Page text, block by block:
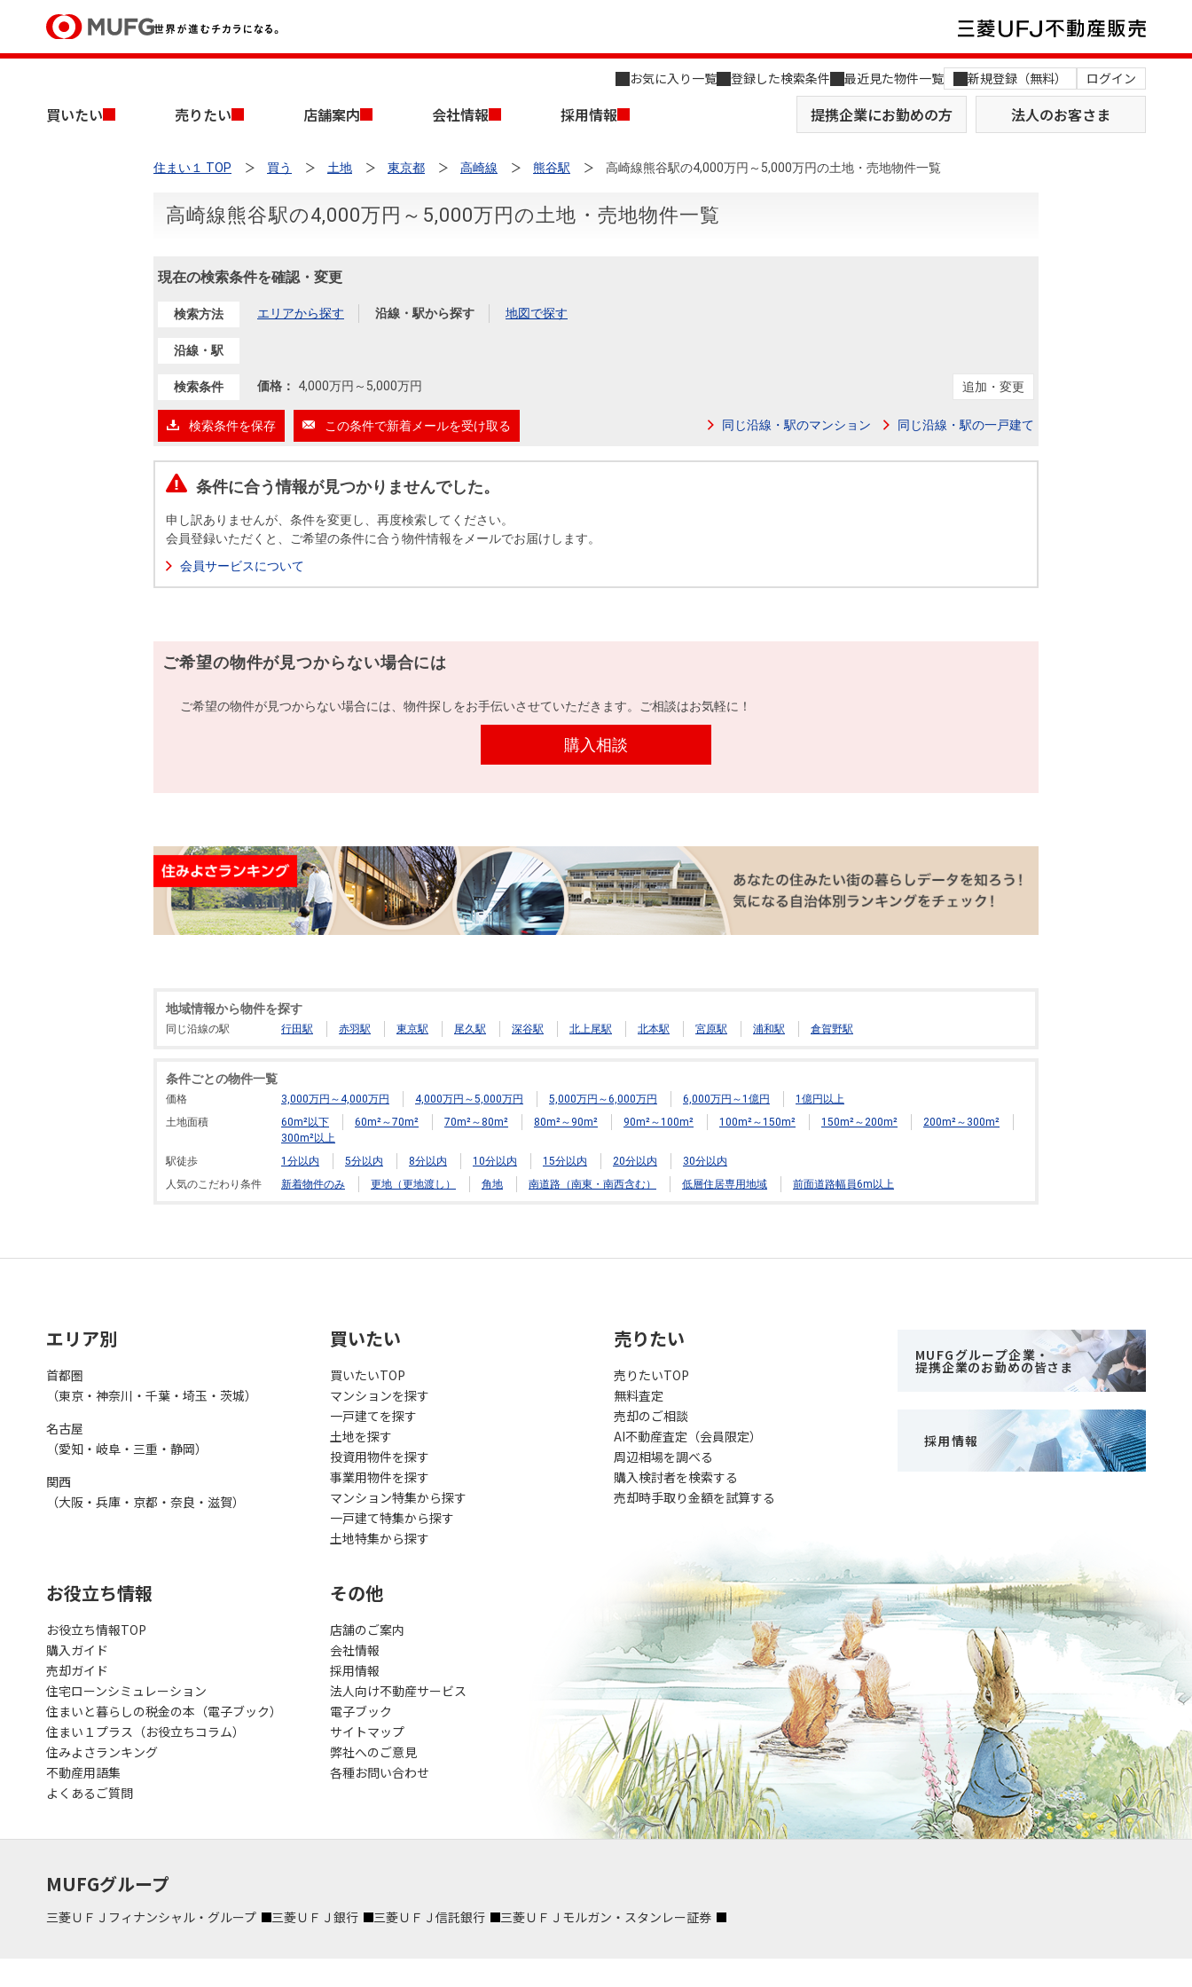
お気に入り一覧 登録した検索条件 最近見た物件一覧 新規登録（無料） ログイン
買いたい 売りたい 店舗案内 会社情報 採用情報 提携企業にお勤めの方 法人のお客さま
買いたいTOP
中古マンションを探す 新築・中古一戸建てを探す
投資用物件を探す おすすめ物件から探す
購入向けサービス
住まいと暮らしの税金の本（電子ブック） 購入ガイド
売りたいTOP
無料査定 売却相談
売却時手取り金額試算
売却向けサービス
住まいと暮らしの税金の本（電子ブック） 売却ガイド
店舗案内TOP
会社情報TOP
採用情報TOP
売りたい
住まい１ TOP 買う 土地 東京都 高崎線 熊谷駅 高崎線熊谷駅の4,000万円～5,000万円の土地・売地物件一覧
高崎線熊谷駅の4,000万円～5,000万円の土地・売地物件一覧
現在の検索条件を確認・変更
検索方法 エリアから探す 沿線・駅から探す 地図で探す
沿線・駅
検索条件 価格： 4,000万円 ～ 5,000万円 追加・変更
検索条件を保存 この条件で新着メールを受け取る 同じ沿線・駅のマンション 同じ沿線・駅の一戸建て
条件に合う情報が見つかりませんでした。
申し訳ありませんが、条件を変更し、再度検索してください。
会員登録いただくと、ご希望の条件に合う物件情報をメールでお届けします。
会員サービスについて
ご希望の物件が見つからない場合には
ご希望の物件が見つからない場合には、物件探しをお手伝いさせていただきます。ご相談はお気軽に！
購入相談
地域情報から物件を探す
同じ沿線の駅 行田駅 赤羽駅 東京駅 尾久駅 深谷駅 北上尾駅 北本駅 宮原駅 浦和駅 倉賀野駅
条件ごとの物件一覧
価格 3,000万円～4,000万円 4,000万円～5,000万円 5,000万円～6,000万円 6,000万円～1億円
1億円以上
土地面積
60m²以下 60m²～70m² 70m²～80m² 80m²～90m² 90m²～100m² 100m²～150m² 150m²～200m²
200m²～300m²
300m²以上
駅徒歩
1分以内 5分以内 8分以内 10分以内 15分以内 20分以内
30分以内
人気のこだわり条件
新着物件のみ 更地（更地渡し） 角地 南道路（南東・南西含む） 低層住居専用地域 前面道路幅員6m以上
エリア別
首都圏
（東京・神奈川・千葉・埼玉・茨城）
名古屋
（愛知・岐阜・三重・静岡）
関西
（大阪・兵庫・京都・奈良・滋賀）
買いたい
買いたいTOP
マンションを探す
一戸建てを探す
土地を探す
投資用物件を探す
事業用物件を探す
マンション特集から探す
一戸建て特集から探す
土地特集から探す
売りたい
売りたいTOP
無料査定
売却のご相談
AI不動産査定（会員限定）
周辺相場を調べる
購入検討者を検索する
売却時手取り金額を試算する
MUFGグループ企業・
提携企業のお勤めの皆さま
採用情報
お役立ち情報
お役立ち情報TOP
購入ガイド
売却ガイド
住宅ローンシミュレーション
住まいと暮らしの税金の本（電子ブック）
住まい１プラス（お役立ちコラム）
住みよさランキング
不動産用語集
よくあるご質問
その他
店舗のご案内
会社情報
採用情報
法人向け不動産サービス
電子ブック
サイトマップ
弊社へのご意見
各種お問い合わせ
MUFGグループ
三菱ＵＦＪフィナンシャル・グループ 三菱ＵＦＪ銀行 三菱ＵＦＪ信託銀行 三菱ＵＦＪモルガン・スタンレー証券